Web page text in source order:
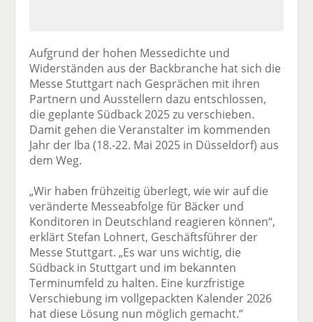
Aufgrund der hohen Messedichte und
Widerständen aus der Backbranche hat sich die
Messe Stuttgart nach Gesprächen mit ihren
Partnern und Ausstellern dazu entschlossen,
die geplante Südback 2025 zu verschieben.
Damit gehen die Veranstalter im kommenden
Jahr der Iba (18.-22. Mai 2025 in Düsseldorf) aus
dem Weg.
„Wir haben frühzeitig überlegt, wie wir auf die
veränderte Messeabfolge für Bäcker und
Konditoren in Deutschland reagieren können“,
erklärt Stefan Lohnert, Geschäftsführer der
Messe Stuttgart. „Es war uns wichtig, die
Südback in Stuttgart und im bekannten
Terminumfeld zu halten. Eine kurzfristige
Verschiebung im vollgepackten Kalender 2026
hat diese Lösung nun möglich gemacht.“